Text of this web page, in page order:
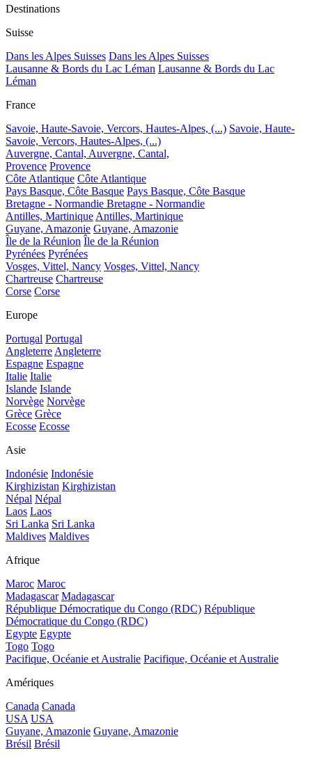
Destinations
Suisse
Dans les Alpes Suisses Dans les Alpes Suisses
Lausanne & Bords du Lac Léman Lausanne & Bords du Lac
Léman
France
Savoie, Haute-Savoie, Vercors, Hautes-Alpes, (...) Savoie, Haute-
Savoie, Vercors, Hautes-Alpes, (...)
Auvergne, Cantal, Auvergne, Cantal,
Provence Provence
Côte Atlantique Côte Atlantique
Pays Basque, Côte Basque Pays Basque, Côte Basque
Bretagne - Normandie Bretagne - Normandie
Antilles, MartiniqueAntilles, Martinique
Guyane, Amazonie Guyane, Amazonie
Île de la Réunion Île de la Réunion
Pyrénées Pyrénées
Vosges, Vittel, Nancy Vosges, Vittel, Nancy
Chartreuse Chartreuse
Corse Corse
Europe
Portugal Portugal
AngleterreAngleterre
Espagne Espagne
Italie Italie
Islande Islande
Norvège Norvège
Grèce Grèce
Ecosse Ecosse
Asie
Indonésie Indonésie
Kirghizistan Kirghizistan
Népal Népal
Laos Laos
Sri Lanka Sri Lanka
Maldives Maldives
Afrique
Maroc Maroc
Madagascar Madagascar
République Démocratique du Congo (RDC) République
Démocratique du Congo (RDC)
Egypte Egypte
Togo Togo
Pacifique, Océanie et Australie Pacifique, Océanie et Australie
Amériques
Canada Canada
USA USA
Guyane, Amazonie Guyane, Amazonie
Brésil Brésil